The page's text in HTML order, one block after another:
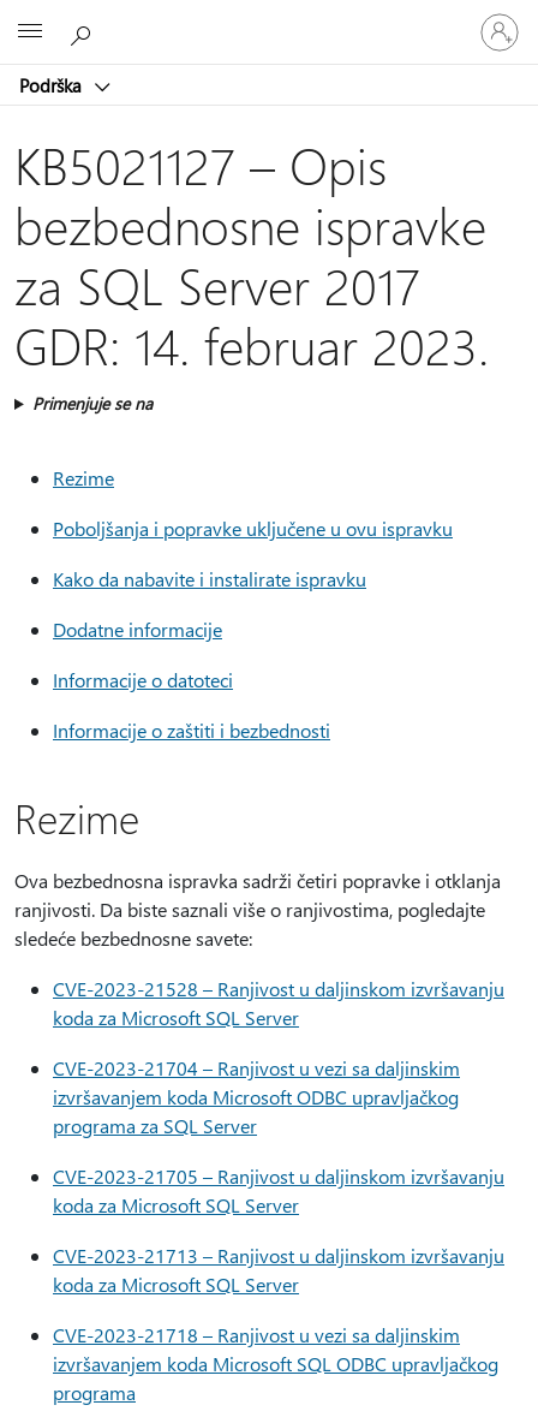
Podrška
Prijavite
se
na
KB5021127 – Opis
bezbednosne ispravke
za SQL Server 2017
GDR: 14. februar 2023.
Primenjuje se na
Rezime
Poboljšanja i popravke uključene u ovu ispravku
Kako da nabavite i instalirate ispravku
Dodatne informacije
Informacije o datoteci
Informacije o zaštiti i bezbednosti
Rezime
Ova bezbednosna ispravka sadrži četiri popravke i otklanja
ranjivosti. Da biste saznali više o ranjivostima, pogledajte
sledeće bezbednosne savete:
CVE-2023-21528 – Ranjivost u daljinskom izvršavanju
koda za Microsoft SQL Server
CVE-2023-21704 – Ranjivost u vezi sa daljinskim
izvršavanjem koda Microsoft ODBC upravljačkog
programa za SQL Server
CVE-2023-21705 – Ranjivost u daljinskom izvršavanju
koda za Microsoft SQL Server
CVE-2023-21713 – Ranjivost u daljinskom izvršavanju
koda za Microsoft SQL Server
CVE-2023-21718 – Ranjivost u vezi sa daljinskim
izvršavanjem koda Microsoft SQL ODBC upravljačkog
programa